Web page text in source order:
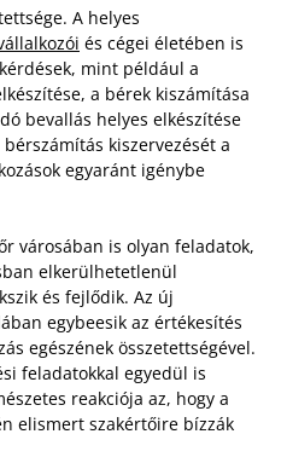
A helyes
és cégei életében is
mint például a
a bérek kiszámítása
bevallás helyes elkészítése
kiszervezését a
egyaránt igénybe
városában is olyan feladatok,
elkerülhetetlenül
és fejlődik. Az új
egybeesik az értékesítés
egészének összetettségével.
feladatokkal egyedül is
reakciója az, hogy a
elismert szakértőire bízzák